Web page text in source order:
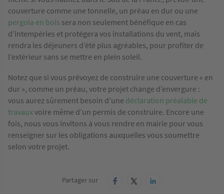
couverture comme une tonnelle, un préau en dur ou une
pergola en bois sera non seulement bénéfique en cas
d’intempéries et protégera vos installations du vent, mais
rendra les déjeuners d’été plus agréables, pour profiter de
l’extérieur sans se mettre en plein soleil.
Notez que si vous prévoyez de construire une couverture « en
dur », comme un préau, votre projet change d’envergure :
vous aurez sûrement besoin d’une déclaration préalable de
travaux voire même d’un permis de construire. Encore une
fois, nous vous invitons à vous rendre en mairie pour vous
renseigner sur les obligations auxquelles vous soumettre
selon votre projet.
Partager sur